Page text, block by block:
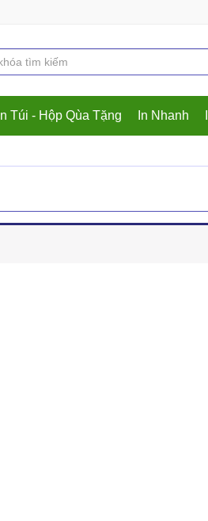
In Túi - Hộp Qùa Tặng In Nhanh